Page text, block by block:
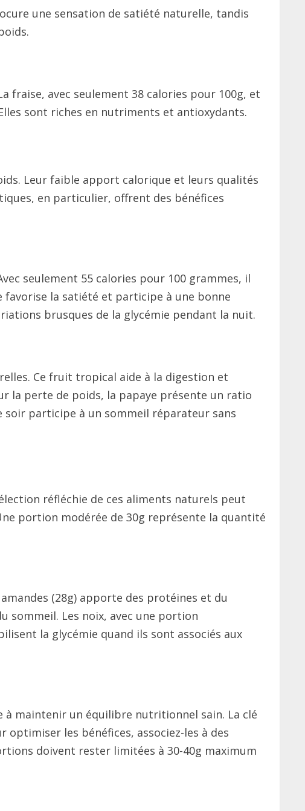
une sensation de satiété naturelle, tandis
avec seulement 38 calories pour 100g, et
sont riches en nutriments et antioxydants.
Leur faible apport calorique et leurs qualités
en particulier, offrent des bénéfices
seulement 55 calories pour 100 grammes, il
la satiété et participe à une bonne
brusques de la glycémie pendant la nuit.
Ce fruit tropical aide à la digestion et
la perte de poids, la papaye présente un ratio
participe à un sommeil réparateur sans
réfléchie de ces aliments naturels peut
portion modérée de 30g représente la quantité
(28g) apporte des protéines et du
sommeil. Les noix, avec une portion
la glycémie quand ils sont associés aux
à maintenir un équilibre nutritionnel sain. La clé
optimiser les bénéfices, associez-les à des
doivent rester limitées à 30-40g maximum